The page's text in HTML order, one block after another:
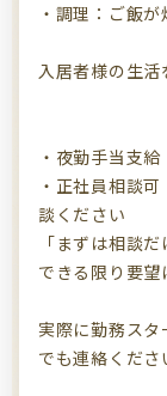
・調理：ご飯が
入居者様の生活
・夜勤手当支
・正社員相談
談ください
「まずは相談
できる限り要望
実際に勤務ス
でも連絡くださ